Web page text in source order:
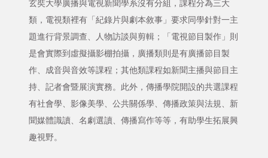
玄奘大學廣播與電視新聞學系沒有分組，課程分為三大
類，電視類裡有「紀錄片與劇本敘事」要求同學針對一主
題進行背景調查、人物訪談與剪輯；「電視節目製作」則
是會實際到虛擬攝影棚拍攝，廣播類則是有廣播節目製
作、成音與音效等課程；其他類課程如新聞主播與節目主
持、記者會暨展演實務。此外，傳播學院開設的共選課程
有社會學、影像美學、公共關係學、傳播政策與法規、新
聞媒體識讀、名劇選讀、傳播寫作等等，有助學生拓展興
趣視野。